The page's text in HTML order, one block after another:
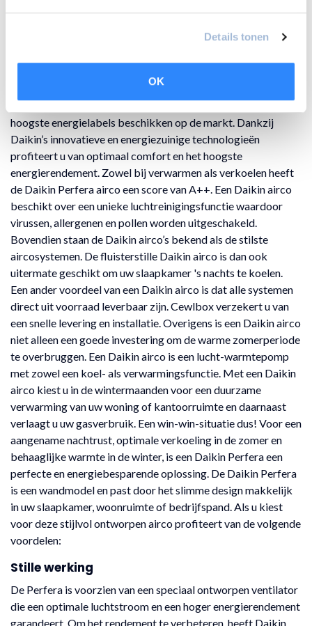
Details tonen
OK
Voordelen van een Daikin Perfera
perfecte oplossing. Typerend voor het Japanse merk Daikin
is het gegeven dat de airconditioningsystemen over de
hoogste energielabels beschikken op de markt. Dankzij
Daikin’s innovatieve en energiezuinige technologieën
profiteert u van optimaal comfort en het hoogste
energierendement. Zowel bij verwarmen als verkoelen heeft
de Daikin Perfera airco een score van A++. Een Daikin airco
beschikt over een unieke luchtreinigingsfunctie waardoor
virussen, allergenen en pollen worden uitgeschakeld.
Bovendien staan de Daikin airco’s bekend als de stilste
aircosystemen. De fluisterstille Daikin airco is dan ook
uitermate geschikt om uw slaapkamer 's nachts te koelen.
Een ander voordeel van een Daikin airco is dat alle systemen
direct uit voorraad leverbaar zijn. Cewlbox verzekert u van
een snelle levering en installatie. Overigens is een Daikin airco
niet alleen een goede investering om de warme zomerperiode
te overbruggen. Een Daikin airco is een lucht-warmtepomp
met zowel een koel- als verwarmingsfunctie. Met een Daikin
airco kiest u in de wintermaanden voor een duurzame
verwarming van uw woning of kantoorruimte en daarnaast
verlaagt u uw gasverbruik. Een win-win-situatie dus! Voor een
aangename nachtrust, optimale verkoeling in de zomer en
behaaglijke warmte in de winter, is een Daikin Perfera een
perfecte en energiebesparende oplossing. De Daikin Perfera
is een wandmodel en past door het slimme design makkelijk
in uw slaapkamer, woonruimte of bedrijfspand. Als u kiest
voor deze stijlvol ontworpen airco profiteert van de volgende
voordelen:
Stille werking
De Perfera is voorzien van een speciaal ontworpen ventilator
die een optimale luchtstroom en een hoger energierendement
garandeert. Om het rendement te verbeteren, heeft Daikin